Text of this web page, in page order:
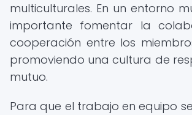
multiculturales. En un entorno
importante fomentar la
cooperación entre los
promoviendo una cultura de
mutuo.
Para que el trabajo en equipo